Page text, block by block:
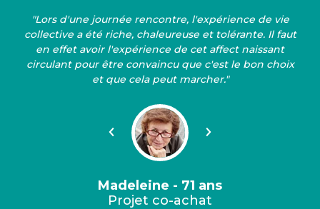
"Lors d'une journée rencontre, l'expérience de vie
collective a été riche, chaleureuse et tolérante. Il faut
en effet avoir l'expérience de cet affect naissant
circulant pour être convaincu que c'est le bon choix
et que cela peut marcher."
Précédent Suivant
Madeleine - 71 ans
Projet co-achat